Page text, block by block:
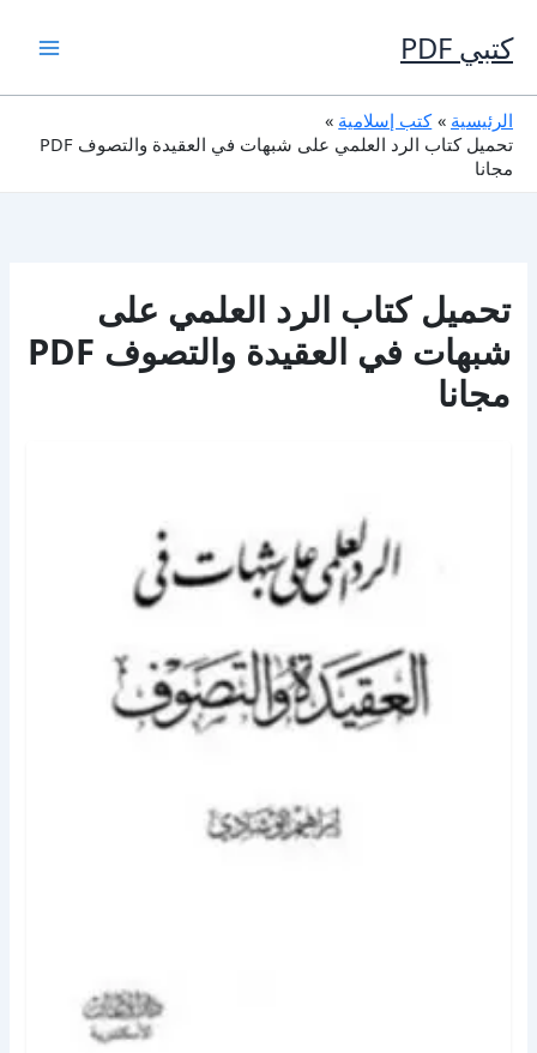
إلى
المحتوى
كتبي PDF
الرئيسية
كتب إسلامية
تحميل كتاب الرد العلمي على شبهات في العقيدة والتصوف PDF
مجانا
تحميل كتاب الرد العلمي على
شبهات في العقيدة والتصوف PDF
مجانا